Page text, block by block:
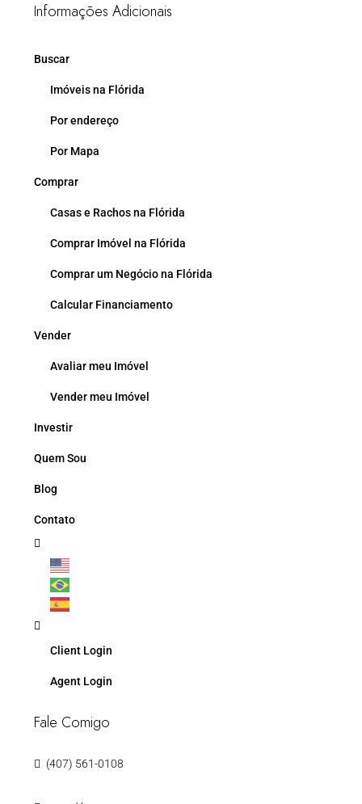
Informações Adicionais
Buscar
Imóveis na Flórida
Por endereço
Por Mapa
Comprar
Casas e Rachos na Flórida
Comprar Imóvel na Flórida
Comprar um Negócio na Flórida
Calcular Financiamento
Vender
Avaliar meu Imóvel
Vender meu Imóvel
Investir
Quem Sou
Blog
Contato
Client Login
Agent Login
Fale Comigo
(407) 561-0108